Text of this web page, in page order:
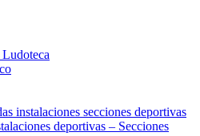
instalaciones secciones deportivas
deportivas – Secciones